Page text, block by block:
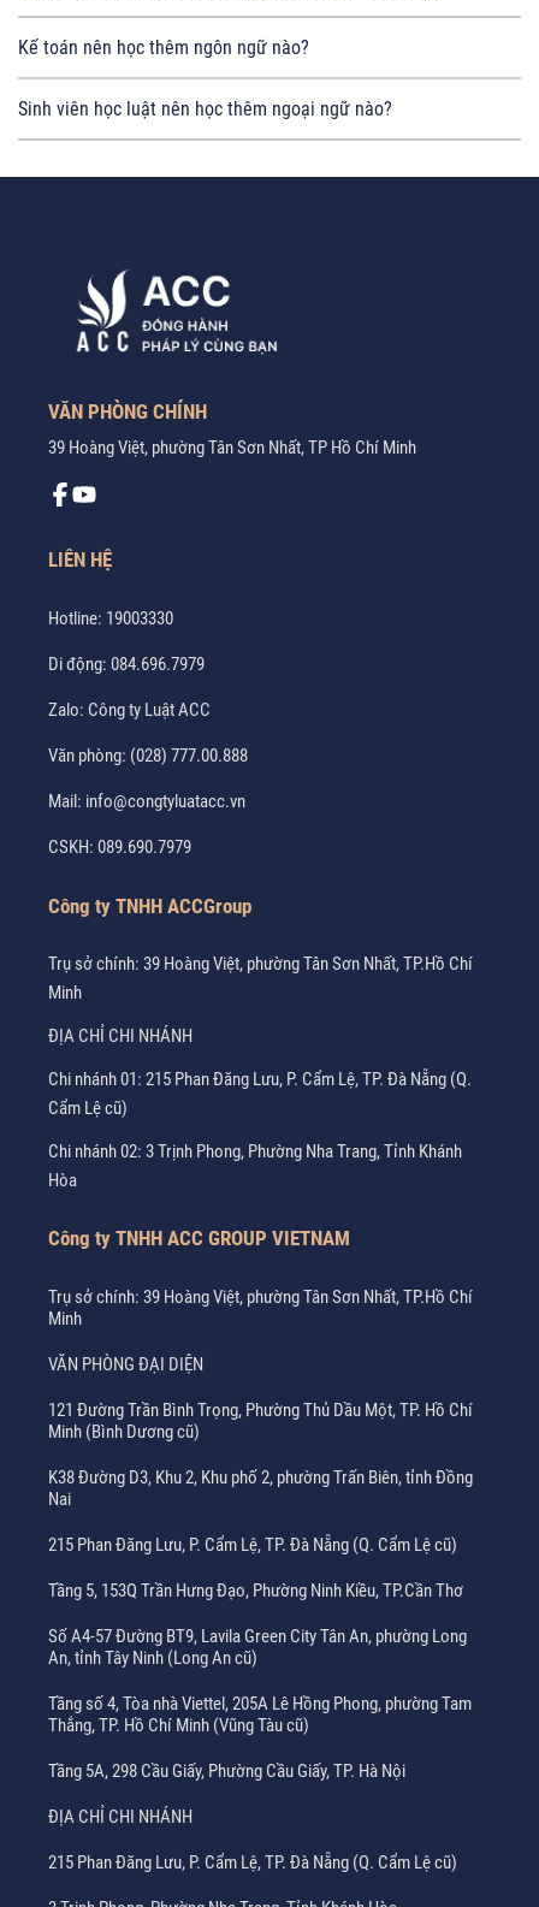
Kế toán nên học thêm ngôn ngữ nào?
Sinh viên học luật nên học thêm ngoại ngữ nào?
VĂN PHÒNG CHÍNH
39 Hoàng Việt, phường Tân Sơn Nhất, TP Hồ Chí Minh
LIÊN HỆ
Hotline: 19003330
Di động: 084.696.7979
Zalo: Công ty Luật ACC
Văn phòng: (028) 777.00.888
Mail: info@congtyluatacc.vn
CSKH: 089.690.7979
Công ty TNHH ACCGroup
Trụ sở chính: 39 Hoàng Việt, phường Tân Sơn Nhất, TP.Hồ Chí
Minh
ĐỊA CHỈ CHI NHÁNH
Chi nhánh 01: 215 Phan Đăng Lưu, P. Cẩm Lệ, TP. Đà Nẵng (Q.
Cẩm Lệ cũ)
Chi nhánh 02: 3 Trịnh Phong, Phường Nha Trang, Tỉnh Khánh
Hòa
Công ty TNHH ACC GROUP VIETNAM
Trụ sở chính: 39 Hoàng Việt, phường Tân Sơn Nhất, TP.Hồ Chí
Minh
VĂN PHÒNG ĐẠI DIỆN
121 Đường Trần Bình Trọng, Phường Thủ Dầu Một, TP. Hồ Chí
Minh (Bình Dương cũ)
K38 Đường D3, Khu 2, Khu phố 2, phường Trấn Biên, tỉnh Đồng
Nai
215 Phan Đăng Lưu, P. Cẩm Lệ, TP. Đà Nẵng (Q. Cẩm Lệ cũ)
Tầng 5, 153Q Trần Hưng Đạo, Phường Ninh Kiều, TP.Cần Thơ
Số A4-57 Đường BT9, Lavila Green City Tân An, phường Long
An, tỉnh Tây Ninh (Long An cũ)
Tầng số 4, Tòa nhà Viettel, 205A Lê Hồng Phong, phường Tam
Thắng, TP. Hồ Chí Minh (Vũng Tàu cũ)
Tầng 5A, 298 Cầu Giấy, Phường Cầu Giấy, TP. Hà Nội
ĐỊA CHỈ CHI NHÁNH
215 Phan Đăng Lưu, P. Cẩm Lệ, TP. Đà Nẵng (Q. Cẩm Lệ cũ)